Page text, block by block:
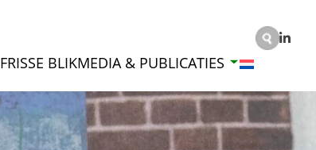
FRISSE BLIKMEDIA & PUBLICATIES